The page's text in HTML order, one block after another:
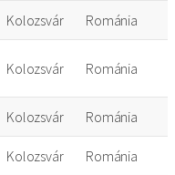
Kolozsvár Románia
Kolozsvár Románia
Kolozsvár Románia
Kolozsvár
Románia